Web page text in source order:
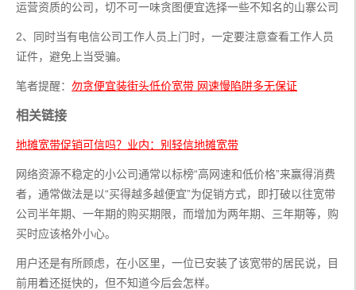
运营资质的公司，切不可一味贪图便宜选择一些不知名的山寨公司
2、同时当有电信公司工作人员上门时，一定要注意查看工作人员
证件，避免上当受骗。
笔者提醒： 勿贪便宜装街头低价宽带 网速慢陷阱多无保证
相关链接
地摊宽带促销可信吗？业内：别轻信地摊宽带
网络资源不稳定的小公司通常以标榜“高网速和低价格”来赢得消费
者，通常做法是以“买得越多越便宜”为促销方式，即打破以往宽带
公司半年期、一年期的购买期限，而增加为两年期、三年期等，购
买时应该格外小心。
用户还是有所顾虑，在小区里，一位已安装了该宽带的居民说，目
前用着还挺快的，但不知道今后会怎样。